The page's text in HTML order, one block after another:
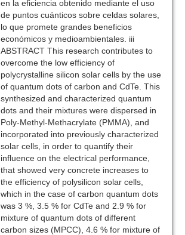
en la eficiencia obtenido mediante el uso
de puntos cuánticos sobre celdas solares,
lo que promete grandes beneficios
económicos y medioambientales. iii
ABSTRACT This research contributes to
overcome the low efficiency of
polycrystalline silicon solar cells by the use
of quantum dots of carbon and CdTe. This
synthesized and characterized quantum
dots and their mixtures were dispersed in
Poly-Methyl-Methacrylate (PMMA), and
incorporated into previously characterized
solar cells, in order to quantify their
influence on the electrical performance,
that showed very concrete increases to
the efficiency of polysilicon solar cells,
which in the case of carbon quantum dots
was 3 %, 3.5 % for CdTe and 2.9 % for
mixture of quantum dots of different
carbon sizes (MPCC), 4.6 % for mixture of